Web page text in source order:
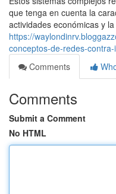
que tenga en cuenta la
actividades económicas y la
https://
conceptos-de-redes-
Comments
Comments
Submit a Comment
No HTML